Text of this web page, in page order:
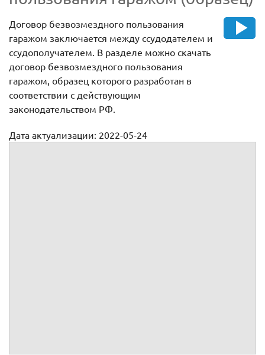
Договор безвозмездного пользования
гаражом заключается между ссудодателем и
ссудополучателем. В разделе можно скачать
договор безвозмездного пользования
гаражом, образец которого разработан в
соответствии с действующим
законодательством РФ.
Дата актуализации: 2022-05-24